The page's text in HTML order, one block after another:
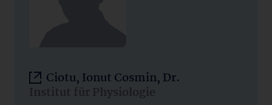
Ciotu, Ionut Cosmin, Dr.
Institut für Physiologie